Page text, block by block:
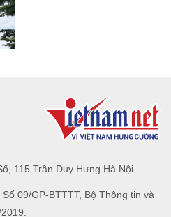
115 Trần Duy Hưng Hà Nội
09/GP-BTTTT, Bộ Thông tin và